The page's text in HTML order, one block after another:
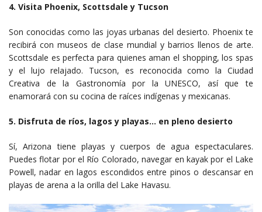
4. Visita Phoenix, Scottsdale y Tucson
Son conocidas como las joyas urbanas del desierto. Phoenix te
recibirá con museos de clase mundial y barrios llenos de arte.
Scottsdale es perfecta para quienes aman el shopping, los spas
y el lujo relajado. Tucson, es reconocida como la Ciudad
Creativa de la Gastronomía por la UNESCO, así que te
enamorará con su cocina de raíces indígenas y mexicanas.
5. Disfruta de ríos, lagos y playas… en pleno desierto
Sí, Arizona tiene playas y cuerpos de agua espectaculares.
Puedes flotar por el Río Colorado, navegar en kayak por el Lake
Powell, nadar en lagos escondidos entre pinos o descansar en
playas de arena a la orilla del Lake Havasu.